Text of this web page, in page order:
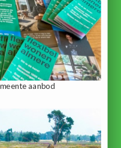
aanbod